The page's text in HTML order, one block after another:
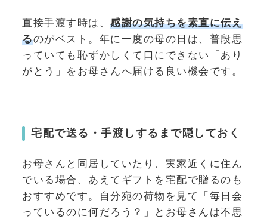
直接手渡す時は、 感謝の気持ちを素直に伝え
るのがベスト。年に一度の母の日は、普段思
っていても恥ずかしくて口にできない「あり
がとう」をお母さんへ届ける良い機会です。
宅配で送る・手渡しするまで隠しておく
お母さんと同居していたり、実家近くに住ん
でいる場合、あえてギフトを宅配で贈るのも
おすすめです。自分宛の荷物を見て「毎日会
っているのに何だろう？」とお母さんは不思